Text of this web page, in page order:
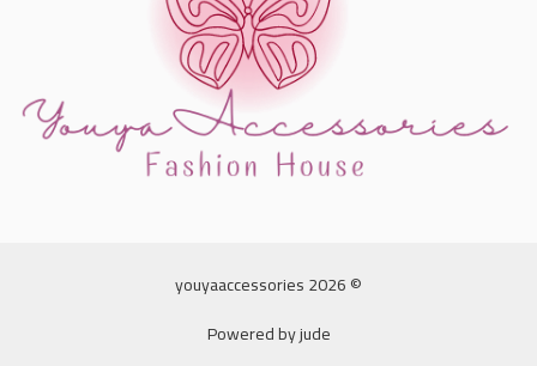
© 2026 youyaaccessories
Powered byjude